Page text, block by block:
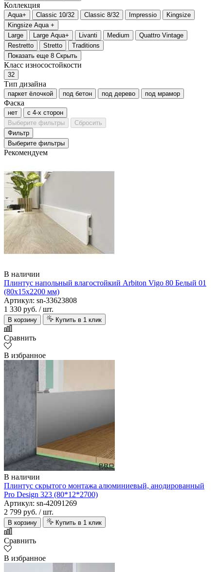
Коллекция
Aqua+ Classic 10/32 Classic 8/32 Impressio
Kingsize
Kingsize Aqua +
Large
Large Aqua+ Livanti Medium
Quattro Vintage
Restretto
Stretto
Traditions
Показать еще 8 Скрыть
Класс износостойкости
32
Тип дизайна
паркет ёлочкой под бетон под дерево под мрамор
Фаска
нет
с 4-х сторон
Выберите фильтры
Сбросить
Фильтр
Выберите фильтры
Рекомендуем
В наличии
Плинтус напольный влагостойкий Arbiton Vigo 80 Белый 01
(80х15х2200 мм)
Артикул: sn-33623808
1 330 руб. / шт.
В корзину Купить в 1 клик
Сравнить
В избранное
В наличии
Плинтус скрытого монтажа алюминиевый, анодированный
Pro Design 323 (80*12*2700)
Артикул: sn-42091269
2 799 руб. / шт.
В корзину Купить в 1 клик
Сравнить
В избранное